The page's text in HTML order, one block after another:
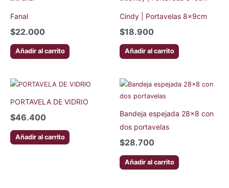
Fanal
$22.000
Añadir al carrito
Cindy | Portavelas 8x9cm
$18.900
Añadir al carrito
PORTAVELA DE VIDRIO
$46.400
Añadir al carrito
Bandeja espejada 28×8 con
dos portavelas
$28.700
Añadir al carrito